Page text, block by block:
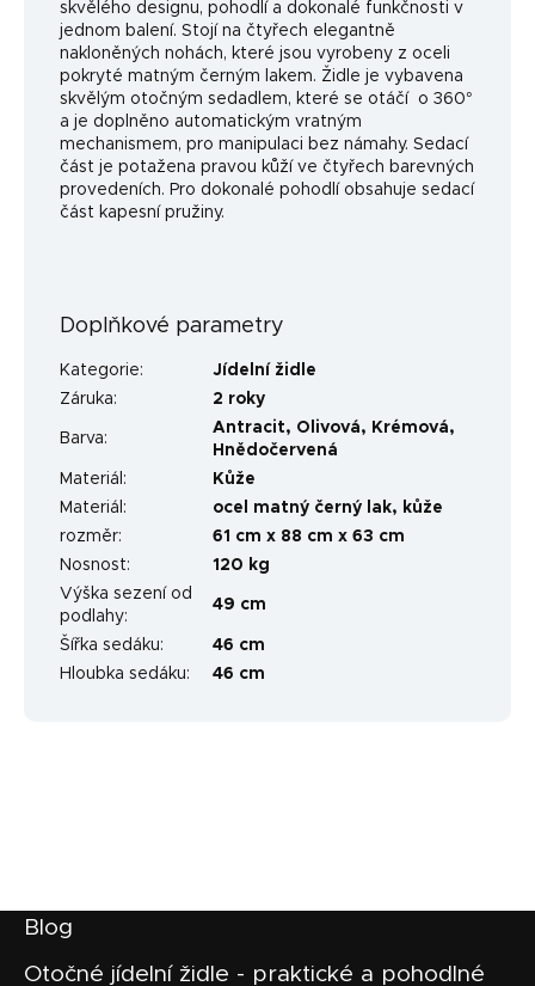
skvělého designu, pohodlí a dokonalé funkčnosti v
jednom balení. Stojí na čtyřech elegantně
nakloněných nohách, které jsou vyrobeny z oceli
pokryté matným černým lakem. Židle je vybavena
skvělým otočným sedadlem, které se otáčí o 360°
a je doplněno automatickým vratným
mechanismem, pro manipulaci bez námahy. Sedací
část je potažena pravou kůží ve čtyřech barevných
provedeních. Pro dokonalé pohodlí obsahuje sedací
část kapesní pružiny.
Doplňkové parametry
Kategorie:
Jídelní židle
Záruka: 2 roky
Barva:
Antracit, Olivová, Krémová,
Hnědočervená
Materiál :
Kůže
Materiál :
ocel matný černý lak, kůže
rozměr:
61 cm x 88 cm x 63 cm
Nosnost:
120 kg
Výška sezení od
podlahy:
49 cm
Šířka sedáku:
46 cm
Hloubka sedáku: 46 cm
Blog
Otočné jídelní židle - praktické a pohodlné